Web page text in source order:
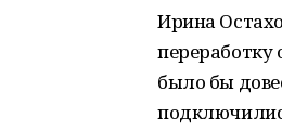
Ирина
переработку
было бы